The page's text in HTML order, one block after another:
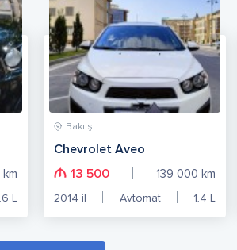
km
L
Bakı ş.
Chevrolet Aveo
13 500
139 000 km
2014 il Avtomat 1.4 L